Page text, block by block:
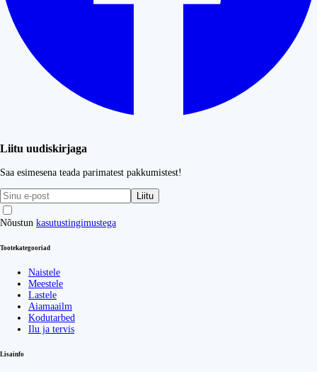
Liitu uudiskirjaga
Saa esimesena teada parimatest pakkumistest!
Liitu
Nõustun kasutustingimustega
Tootekategooriad
Naistele
Meestele
Lastele
Aiamaailm
Kodutarbed
Ilu ja tervis
Lisainfo